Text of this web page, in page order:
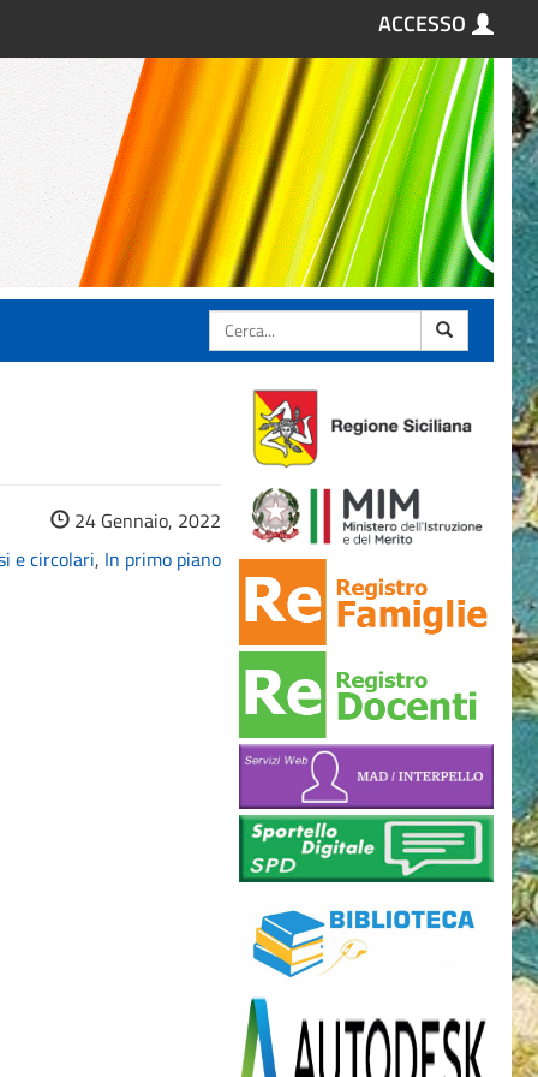
ACCESSO
Cerca
24 Gennaio, 2022
e circolari, In primo piano